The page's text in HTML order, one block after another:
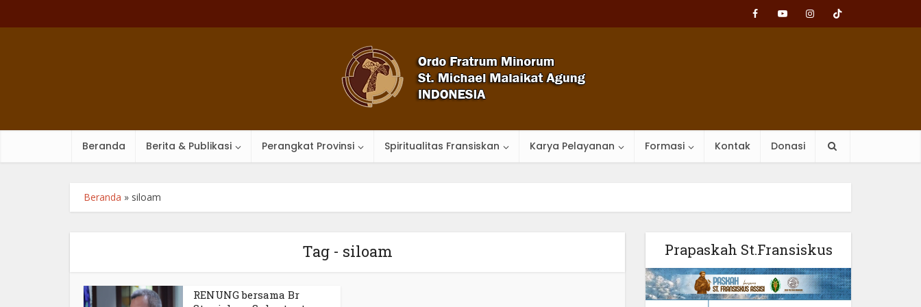
Beranda Berita & Publikasi Perangkat Provinsi Spiritualitas Fransiskan Karya Pelayanan Formasi Kontak Donasi
Beranda » siloam
Tag - siloam
RENUNG bersama Br
Prapaskah St.Fransiskus